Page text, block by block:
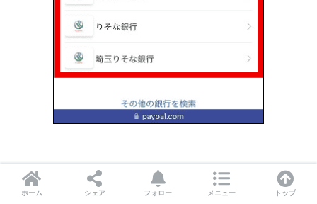
ここでは銀行口座を登録するので「銀行口座を登
ホーム シェア フォロー メニュー トップ